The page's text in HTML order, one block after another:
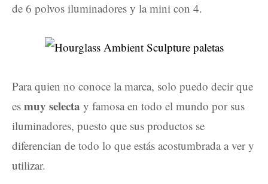
de 6 polvos iluminadores y la mini con 4.
Para quien no conoce la marca, solo puedo decir que
es muy selecta y famosa en todo el mundo por sus
iluminadores, puesto que sus productos se
diferencian de todo lo que estás acostumbrada a ver y
utilizar.